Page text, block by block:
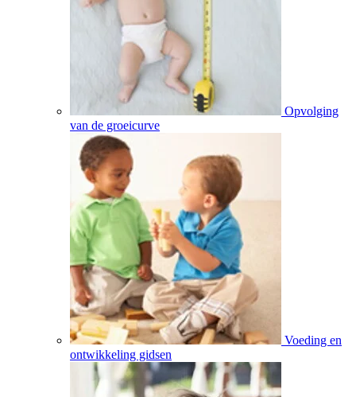
Opvolging
van de groeicurve
Voeding en
ontwikkeling gidsen